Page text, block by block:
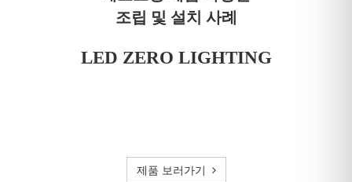
조립 및 설치 사례
LED ZERO LIGHTING
제품 보러가기